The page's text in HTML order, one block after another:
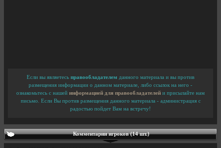
Если вы являетесь правообладателем данного материала и вы против
размещения информации о данном материале, либо ссылок на него -
ознакомьтесь с нашей информацией для правообладателей и присылайте нам
письмо. Если Вы против размещения данного материала - администрация с
радостью пойдет Вам на встречу!
Комментарии игроков (14 шт.)